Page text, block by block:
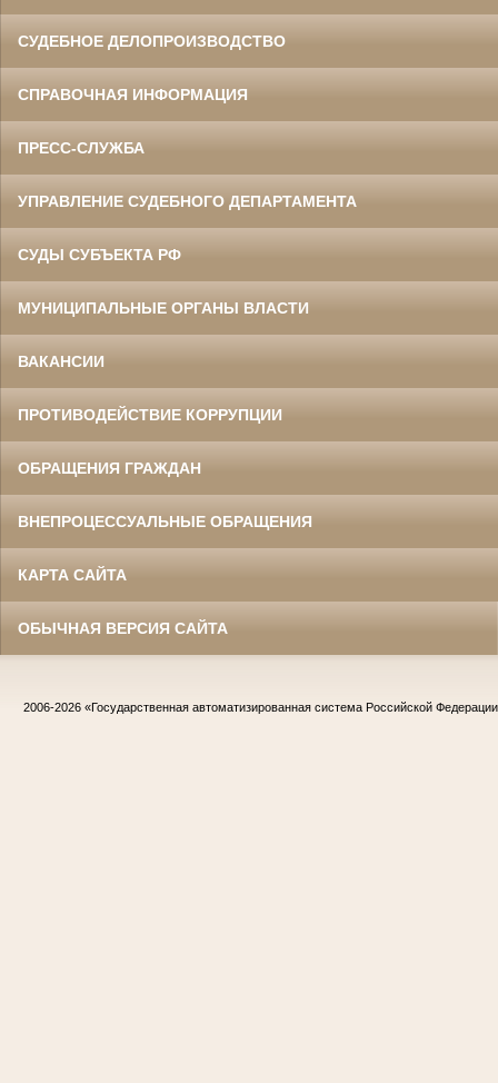
СУДЕБНОЕ ДЕЛОПРОИЗВОДСТВО
СПРАВОЧНАЯ ИНФОРМАЦИЯ
ПРЕСС-СЛУЖБА
УПРАВЛЕНИЕ СУДЕБНОГО ДЕПАРТАМЕНТА
СУДЫ СУБЪЕКТА РФ
МУНИЦИПАЛЬНЫЕ ОРГАНЫ ВЛАСТИ
ВАКАНСИИ
ПРОТИВОДЕЙСТВИЕ КОРРУПЦИИ
ОБРАЩЕНИЯ ГРАЖДАН
ВНЕПРОЦЕССУАЛЬНЫЕ ОБРАЩЕНИЯ
КАРТА САЙТА
ОБЫЧНАЯ ВЕРСИЯ САЙТА
2006-2026 «Государственная автоматизированная система Российской